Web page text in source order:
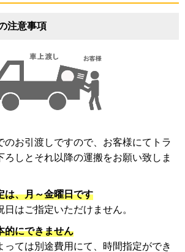
注意事項
のお引渡しですので、お客様にてトラ
ろしとそれ以降の運搬をお願い致しま
は、月～金曜日です
はご指定いただけません。
的にできません
っては別途費用にて、時間指定ができ